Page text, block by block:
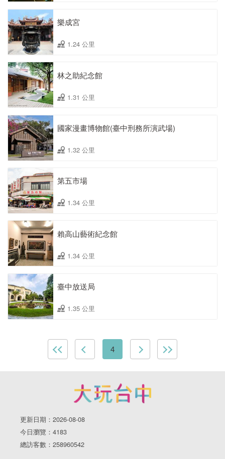
樂成宮
1.24 公里
林之助紀念館
1.31 公里
國家漫畫博物館(臺中刑務所演武場)
1.32 公里
第五市場
1.34 公里
賴高山藝術紀念館
1.34 公里
臺中放送局
1.35 公里
4
更新日期：2026-08-08
今日瀏覽：4183
總訪客數：258960542